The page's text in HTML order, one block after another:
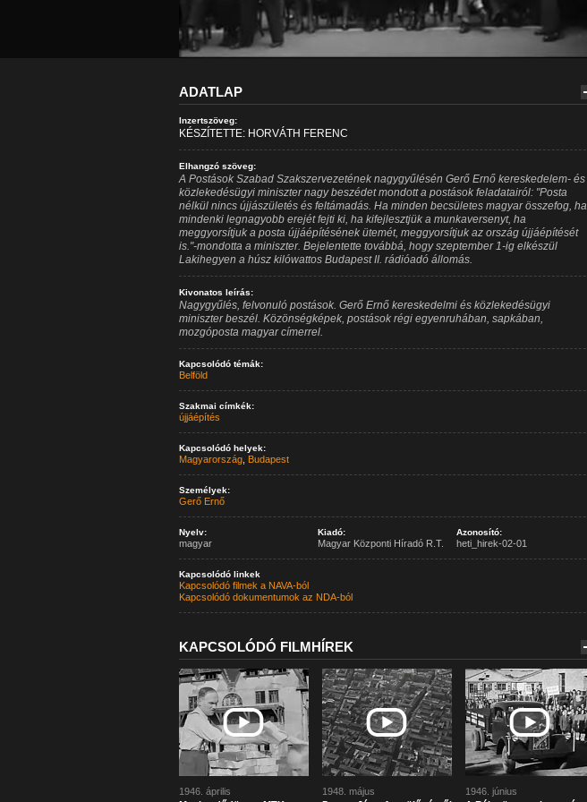
ADATLAP
Inzertszöveg:
KÉSZÍTETTE: HORVÁTH FERENC
Elhangzó szöveg:
A Postások Szabad Szakszervezetének nagygyűlésén Gerő Ernő kereskedelem- és
közlekedésügyi miniszter nagy beszédet mondott a postások feladatairól: "Posta
nélkül nincs újjászületés és feltámadás. Ha minden becsületes magyar összefog, ha
mindenki legnagyobb erejét fejti ki, ha kifejlesztjük a munkaversenyt, ha
meggyorsítjuk a posta újjáépítésének ütemét, meggyorsítjuk az ország újjáépítését
is."-mondotta a miniszter. Bejelentette továbbá, hogy szeptember 1-ig elkészül
Lakihegyen a húsz kilówattos Budapest II. rádióadó állomás.
Kivonatos leírás:
Nagygyűlés, felvonuló postások. Gerő Ernő kereskedelmi és közlekedésügyi
miniszter beszél. Közönségképek, postások régi egyenruhában, sapkában,
mozgóposta magyar címerrel.
Kapcsolódó témák:
Belföld
Szakmai címkék:
újjáépítés
Kapcsolódó helyek:
Magyarország, Budapest
Személyek:
Gerő Ernő
Nyelv:
magyar
Kiadó:
Magyar Központi Híradó R.T.
Azonosító:
heti_hirek-02-01
Kapcsolódó linkek
Kapcsolódó filmek a NAVA-ból
Kapcsolódó dokumentumok az NDA-ból
KAPCSOLÓDÓ FILMHÍREK
1946. április
1948. május
1946. június